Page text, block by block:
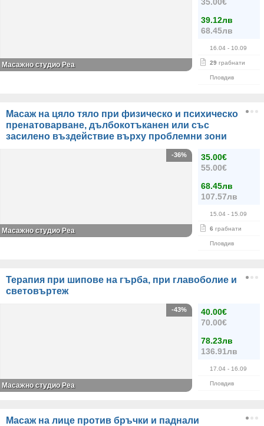
39.12лв
68.45лв
16.04 - 10.09
29 грабнати
Пловдив
Масажно студио Реа
Масаж на цяло тяло при физическо и психическо
пренатоварване, дълбокотъканен или със
засилено въздействие върху проблемни зони
35.00€
55.00€
68.45лв
107.57лв
15.04 - 15.09
6 грабнати
Пловдив
-36%
Масажно студио Реа
Терапия при шипове на гърба, при главоболие и
световъртеж
40.00€
70.00€
78.23лв
136.91лв
17.04 - 16.09
Пловдив
-43%
Масажно студио Реа
Масаж на лице против бръчки и паднали